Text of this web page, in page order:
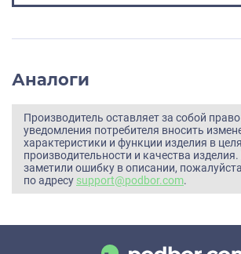
Аналоги
Производитель оставляет за собой
уведомления потребителя вносить
характеристики и функции изделия в
производительности и качества
заметили ошибку в описании,
по адресу support@podbor.com.